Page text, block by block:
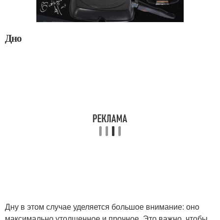
Дно
Дну в этом случае уделяется большое внимание: оно